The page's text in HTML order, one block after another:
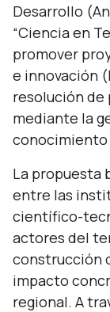
Desarrollo
“Ciencia en
promover
e innovación
resolución
mediante la
La propuesta
entre las
científico-
actores del
construcción
impacto
regional. A